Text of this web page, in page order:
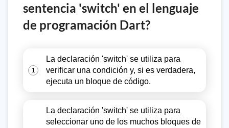
sentencia 'switch' en el lenguaje
de programación Dart?
1
La declaración 'switch' se utiliza para
verificar una condición y, si es verdadera,
ejecuta un bloque de código.
La declaración 'switch' se utiliza para
seleccionar uno de los muchos bloques de